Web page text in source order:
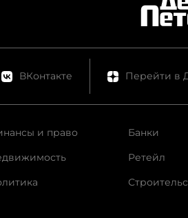
ВКонтакте Перейти в
и право
Банки
Ретейл